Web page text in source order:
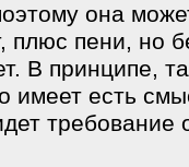
она
плюс пени, но
В принципе,
имеет есть
требование